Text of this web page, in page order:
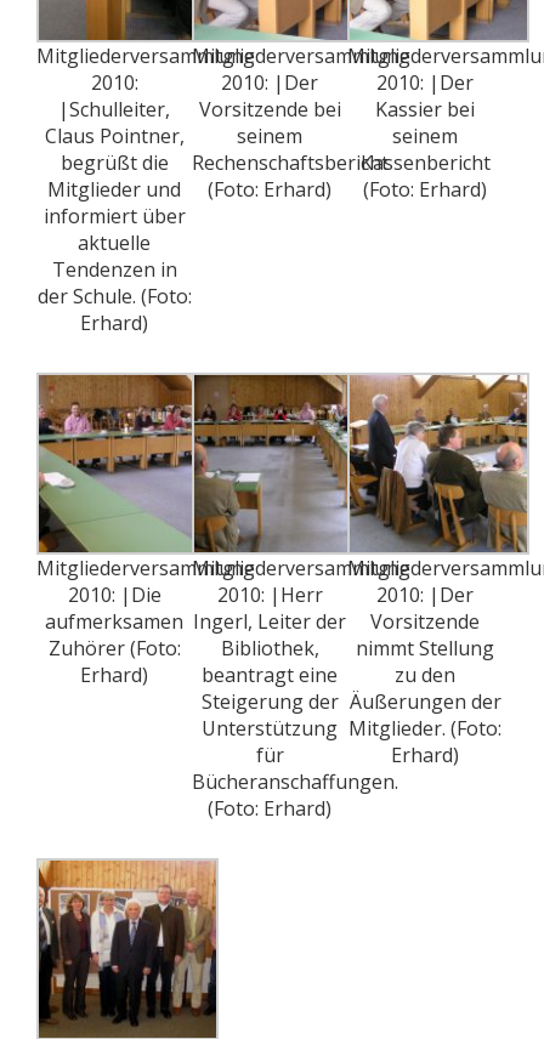
Mitgliederversammlung
2010:
|Schulleiter,
Claus Pointner,
begrüßt die
Mitglieder und
informiert über
aktuelle
Tendenzen in
der Schule. (Foto:
Erhard)
Mitgliederversammlung
2010: |Der
Vorsitzende bei
seinem
Rechenschaftsbericht
(Foto: Erhard)
2010: |Der
Kassier bei
seinem
Kassenbericht
(Foto: Erhard)
Mitgliederversammlung
2010: |Die
aufmerksamen
Zuhörer (Foto:
Erhard)
Mitgliederversammlung
2010: |Herr
Ingerl, Leiter der
Bibliothek,
beantragt eine
Steigerung der
Unterstützung
für
Bücheranschaffungen.
(Foto: Erhard)
2010: |Der
Vorsitzende
nimmt Stellung
zu den
Äußerungen der
Mitglieder. (Foto:
Erhard)